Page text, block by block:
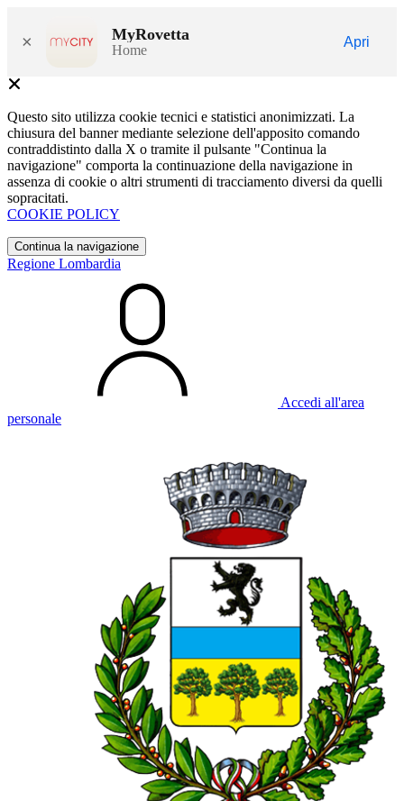
× MyRovetta
Home
Apri
Questo sito utilizza cookie tecnici e statistici anonimizzati. La
chiusura del banner mediante selezione dell'apposito comando
contraddistinto dalla X o tramite il pulsante "Continua la
navigazione" comporta la continuazione della navigazione in
assenza di cookie o altri strumenti di tracciamento diversi da quelli
sopracitati.
COOKIE POLICY
Continua la navigazione
Regione Lombardia
Accedi all'area
personale